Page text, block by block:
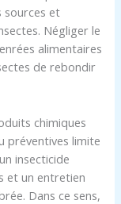
sources et
Négliger le
alimentaires
de rebondir
chimiques
préventives limite
insecticide
et un entretien
Dans ce sens,